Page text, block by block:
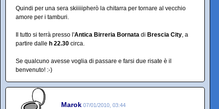
Quindi per una sera skiiiiipherò la chitarra per tornare al vecchio
amore per i tamburi.
Il tutto si terrà presso l'Antica Birreria Bornata di Brescia City, a
partire dalle h 22.30 circa.
Se qualcuno avesse voglia di passare e farsi due risate è il
benvenuto! :-)
Marok 07/01/2010, 03:44